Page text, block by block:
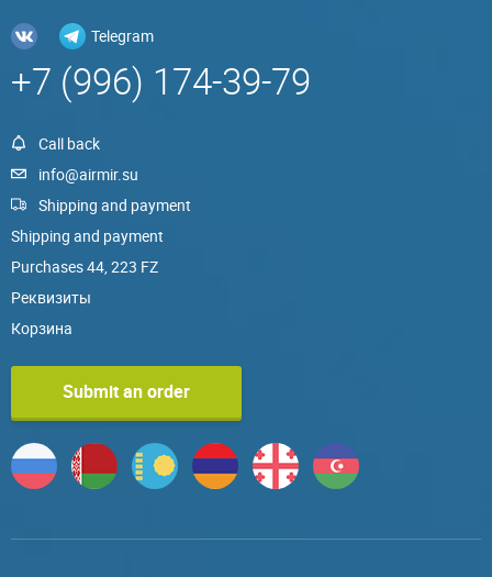
Telegram
+7 (996) 174-39-79
Call back
info@airmir.su
Shipping and payment
Shipping and payment
Purchases 44, 223 FZ
Реквизиты
Корзина
Submit an order